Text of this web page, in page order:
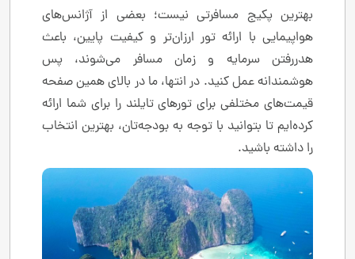
بهترین پکیج مسافرتی نیست؛ بعضی از آژانس‌های
هواپیمایی با ارائه تور ارزان‌تر و کیفیت پایین، باعث
هدررفتن سرمایه و زمان مسافر می‌شوند، پس
هوشمندانه عمل کنید. در انتها، ما در بالای همین صفحه
قیمت‌های مختلفی برای تورهای تایلند را برای شما ارائه
کرده‌ایم تا بتوانید با توجه به بودجه‌تان، بهترین انتخاب
را داشته باشید.